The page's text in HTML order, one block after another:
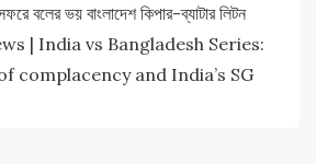
ভয় বাংলাদেশ কিপার-ব্যাটার লিটন
| India vs Bangladesh Series:
complacency and India’s SG